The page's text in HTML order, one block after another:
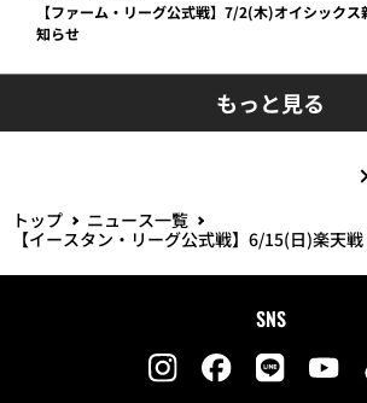
【ファーム・リーグ公式戦】7/2(木)オイシック
知らせ
もっと見る
トップ
ニュース一覧
【イースタン・リーグ公式戦】6/15(日)楽天
SNS